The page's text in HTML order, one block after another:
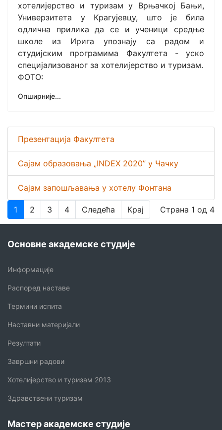
хотелијерство и туризам у Врњачкој Бањи,
Универзитета у Крагујевцу, што је била
одлична прилика да се и ученици средње
школе из Ирига упознају са радом и
студијским програмима Факултета - уско
специјализованог за хотелијерство и туризам.
ФОТО:
Опширније...
Презентација Факултета
Сајам образовања „INDEX 2020” у Чачку
Сајам запошљавања у хотелу Фонтана
1 2 3 4 Следећа Крај Страна 1 од 4
Основне академске студије
Информације
Распоред наставе
Термини испита
Наставни материјали
Резултати
Завршни радови
Хотелијерство и туризам 2013
Здравствени туризам
Мастер академске студије